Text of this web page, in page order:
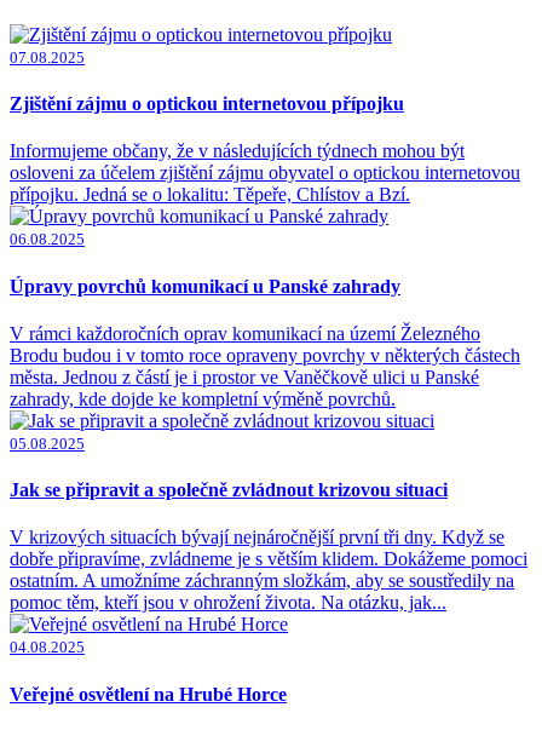
07.08.2025
Zjištění zájmu o optickou internetovou přípojku
Informujeme občany, že v následujících týdnech mohou být
osloveni za účelem zjištění zájmu obyvatel o optickou internetovou
přípojku. Jedná se o lokalitu: Těpeře, Chlístov a Bzí.
06.08.2025
Úpravy povrchů komunikací u Panské zahrady
V rámci každoročních oprav komunikací na území Železného
Brodu budou i v tomto roce opraveny povrchy v některých částech
města. Jednou z částí je i prostor ve Vaněčkově ulici u Panské
zahrady, kde dojde ke kompletní výměně povrchů.
05.08.2025
Jak se připravit a společně zvládnout krizovou situaci
V krizových situacích bývají nejnáročnější první tři dny. Když se
dobře připravíme, zvládneme je s větším klidem. Dokážeme pomoci
ostatním. A umožníme záchranným složkám, aby se soustředily na
pomoc těm, kteří jsou v ohrožení života. Na otázku, jak...
04.08.2025
Veřejné osvětlení na Hrubé Horce